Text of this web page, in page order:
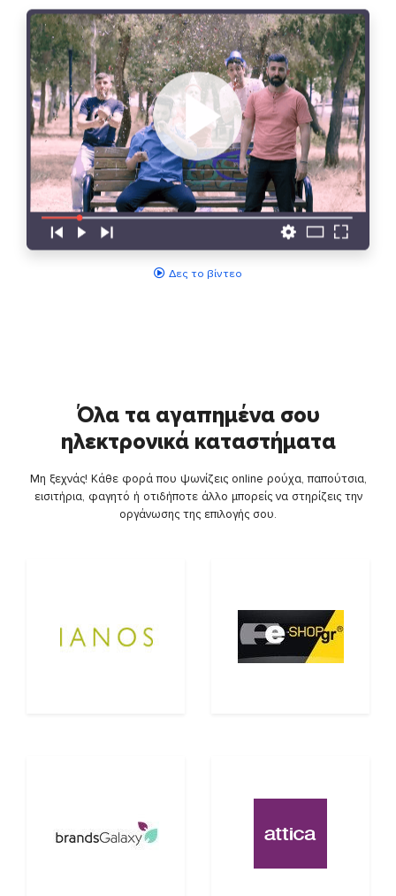
Δες το βίντεο
Όλα τα αγαπημένα σου
ηλεκτρονικά καταστήματα
Μη ξεχνάς! Κάθε φορά που ψωνίζεις online ρούχα, παπούτσια,
εισιτήρια, φαγητό ή οτιδήποτε άλλο μπορείς να στηρίζεις την
οργάνωσης της επιλογής σου.